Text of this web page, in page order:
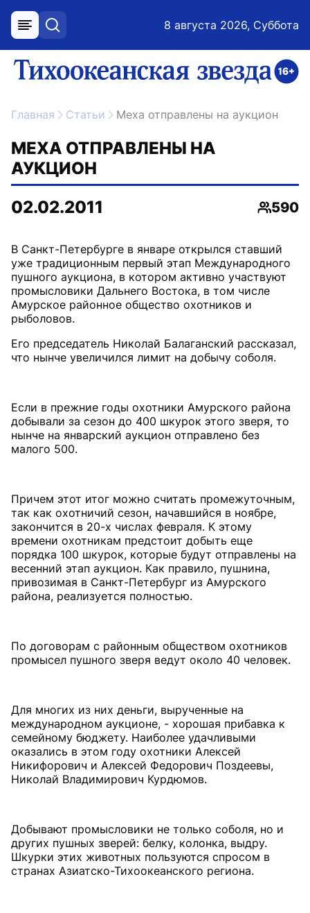
меню поиск 8 августа 2026, Суббота
ссылка на главную
Главная Статьи Меха отправлены на аукцион
МЕХА ОТПРАВЛЕНЫ НА
АУКЦИОН
02.02.2011
590
В Санкт-Петербурге в январе открылся ставший
уже традиционным первый этап Международного
пушного аукциона, в котором активно участвуют
промысловики Дальнего Востока, в том числе
Амурское районное общество охотников и
Его председатель Николай Балаганский рассказал,
что нынче увеличился лимит на добычу соболя.
Если в прежние годы охотники Амурского района
добывали за сезон до 400 шкурок этого зверя, то
нынче на январский аукцион отправлено без
малого 500.
Причем этот итог можно считать промежуточным,
так как охотничий сезон, начавшийся в ноябре,
закончится в 20-х числах февраля. К этому
времени охотникам предстоит добыть еще
порядка 100 шкурок, которые будут отправлены на
весенний этап аукцион. Как правило, пушнина,
привозимая в Санкт-Петербург из Амурского
района, реализуется полностью.
По договорам с районным обществом охотников
промысел пушного зверя ведут около 40 человек.
Для многих из них деньги, вырученные на
международном аукционе, - хорошая прибавка к
семейному бюджету. Наиболее удачливыми
оказались в этом году охотники Алексей
Никифорович и Алексей Федорович Поздеевы,
Николай Владимирович Курдюмов.
Добывают промысловики не только соболя, но и
других пушных зверей: белку, колонка, выдру.
Шкурки этих животных пользуются спросом в
странах Азиатско-Тихоокеанского региона.